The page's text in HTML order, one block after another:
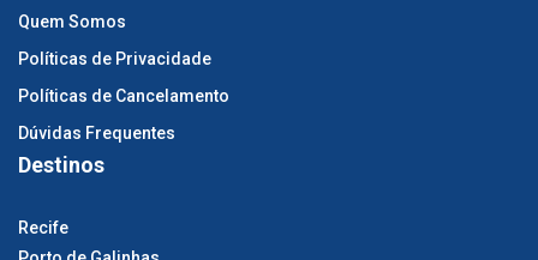
Quem Somos
Políticas de Privacidade
Políticas de Cancelamento
Dúvidas Frequentes
Destinos
Recife